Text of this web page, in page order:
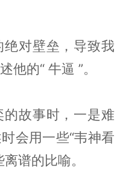
对壁垒，导致我
他的“ 牛逼 ”。
故事时，一是难
会用一些“韦神看
谱的比喻。